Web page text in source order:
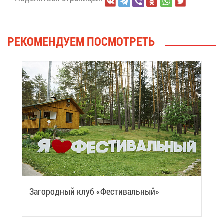
РЕ­КО­МЕН­ДУ­ЕМ ПО­СМОТ­РЕТЬ
За­го­род­ный клуб «Фе­сти­валь­ный»